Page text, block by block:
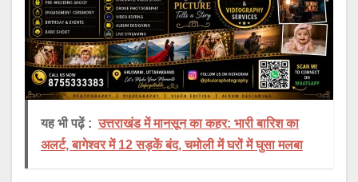
यह भी पढ़ें : उत्तराखंड में मानसून का कहर: भारी बारिश का
अलर्ट, बागेश्वर में 12 सड़कें बंद, चमोली में घरों में घुसा मलबा